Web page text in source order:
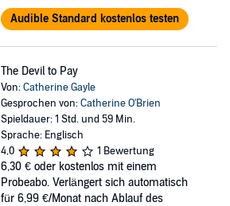
Audible Standard kostenlos testen
The Devil to Pay
Von:Catherine Gayle
Gesprochen von:Catherine O'Brien
Spieldauer: 1 Std. und 59 Min.
Sprache: Englisch
4,0
1 Bewertung
6,30 € oder kostenlos mit einem
Probeabo. Verlängert sich automatisch
für 6,99 €/Monat nach Ablauf des